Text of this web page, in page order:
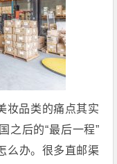
妆品类的痛点其实
之后的“最后一程”
办。很多直邮渠